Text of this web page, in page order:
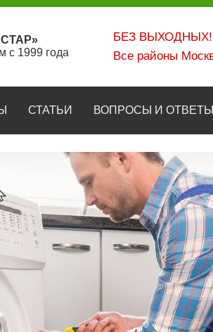
с 1999 года
БЕЗ ВЫХОДНЫХ!
Все районы
СТАТЬИ ВОПРОСЫ И ОТВЕТЫ